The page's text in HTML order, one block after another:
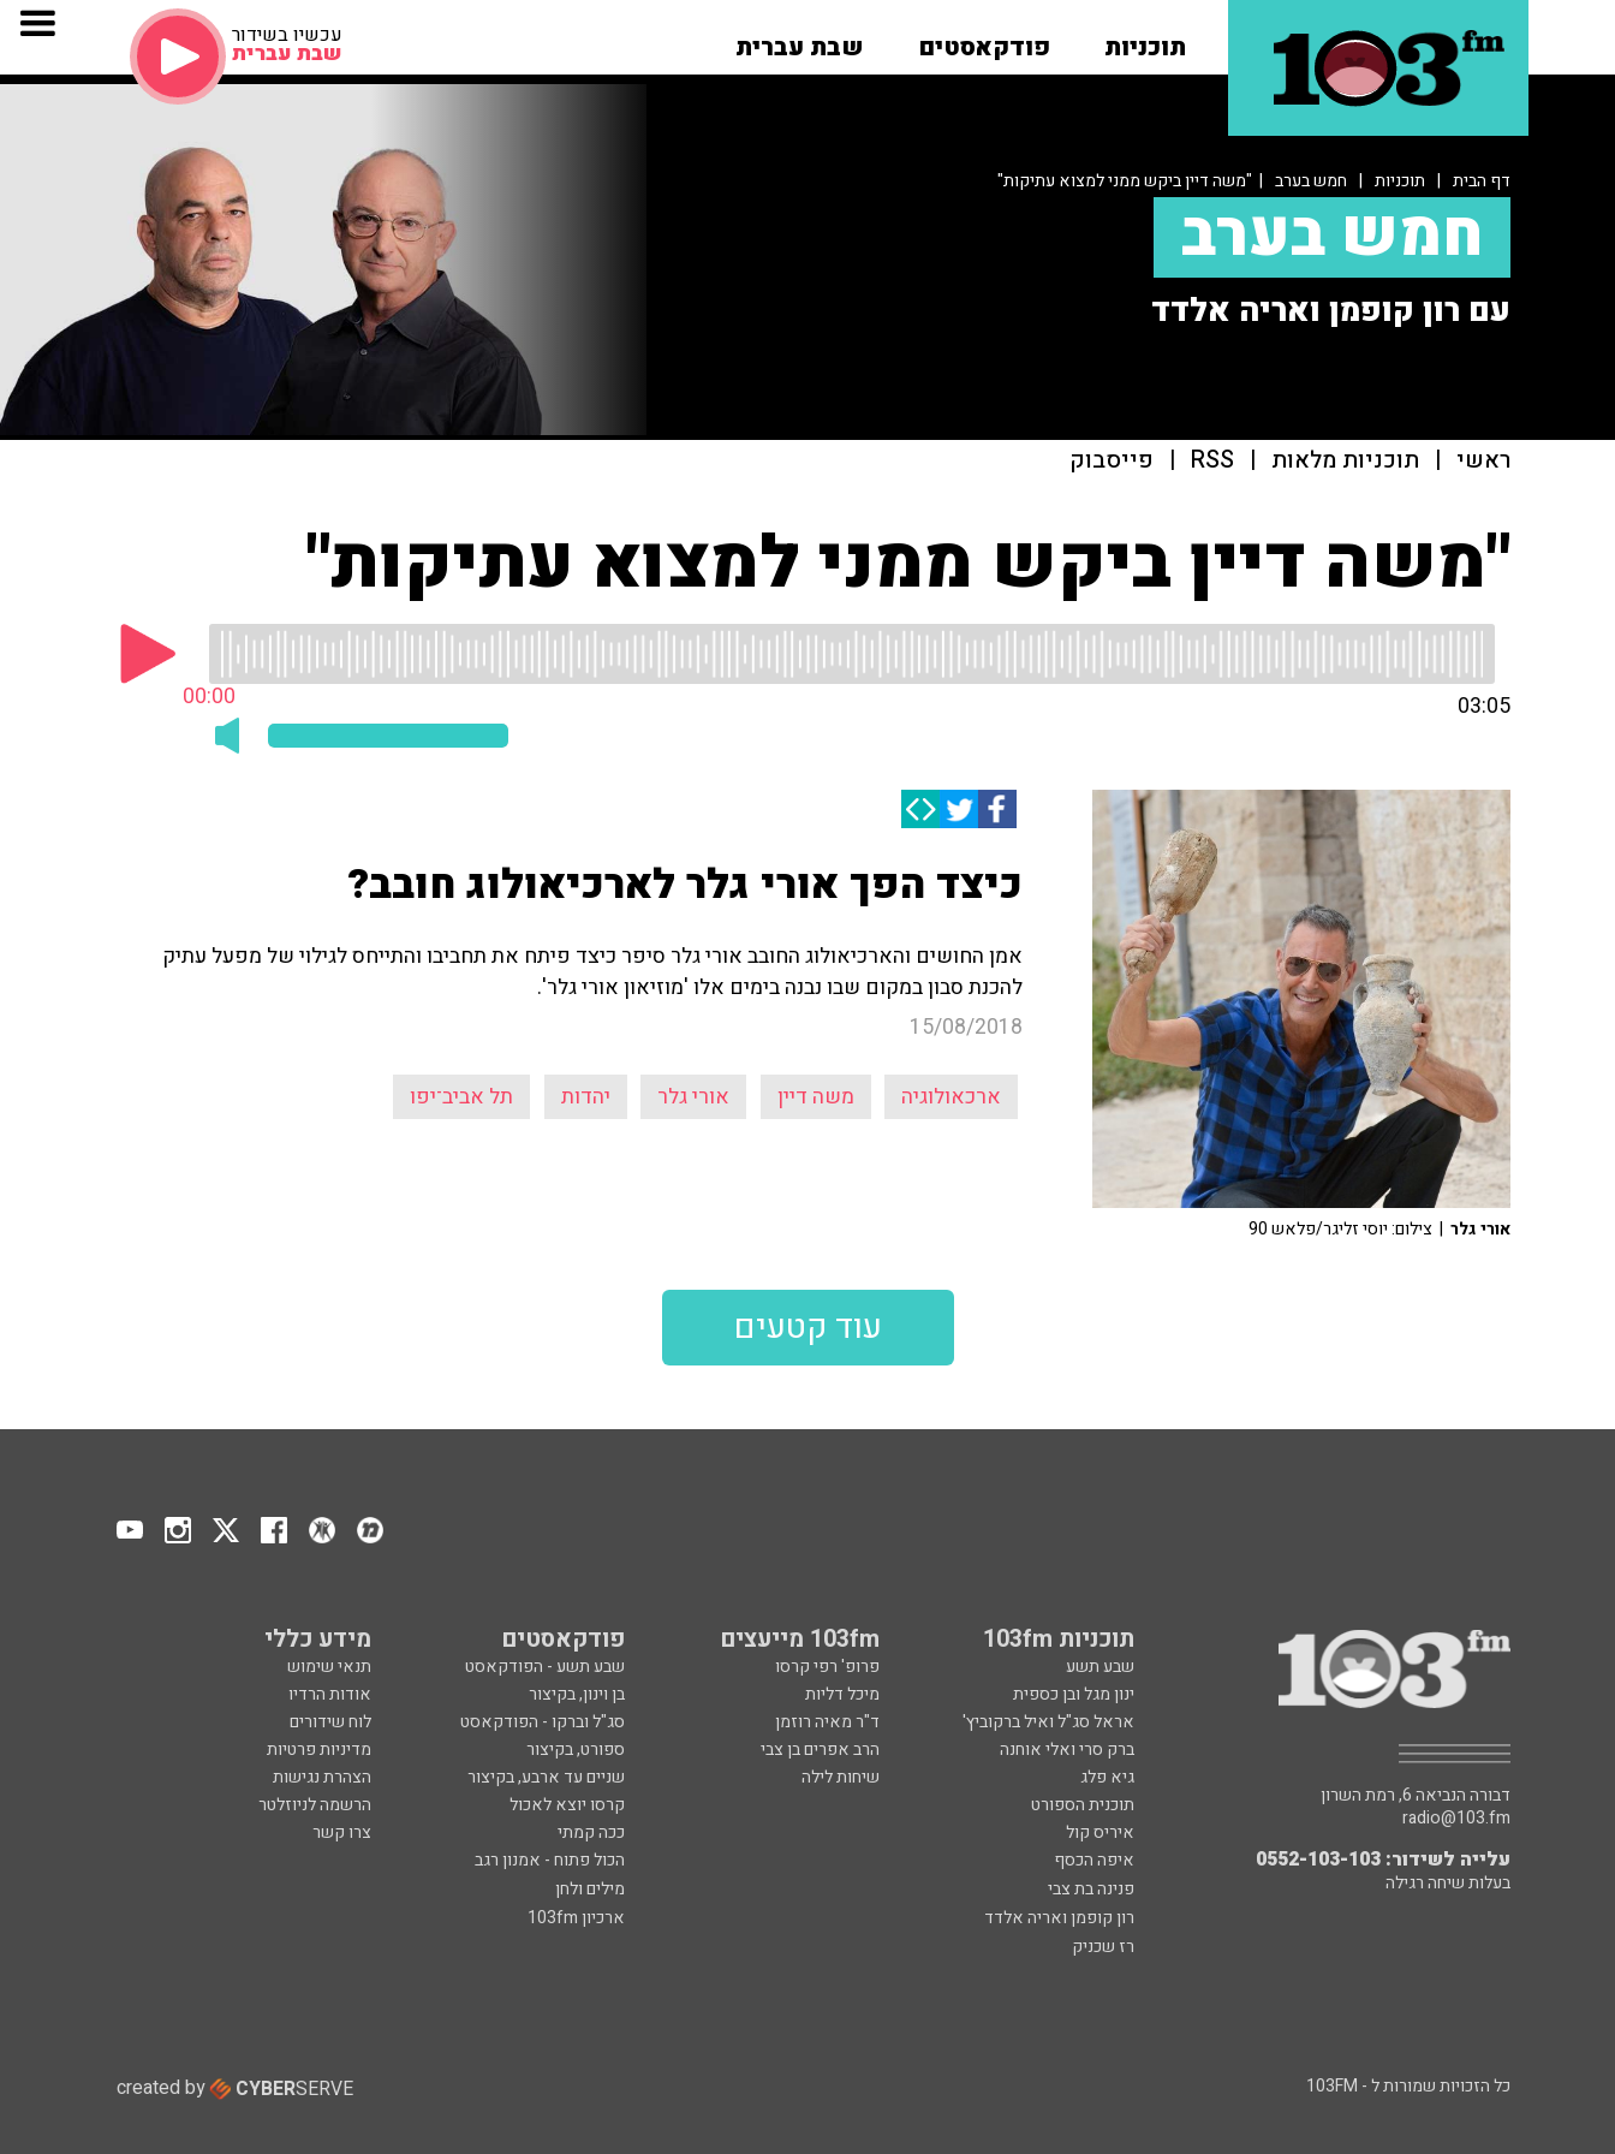
תוכניות פודקאסטים שבת עברית עכשיו בשידור
שבת עברית
דף הבית | תוכניות | חמש בערב | "משה דיין ביקש ממני למצוא עתיקות"
חמש בערב
עם רון קופמן ואריה אלדד
ראשי | תוכניות מלאות |
RSS
| פייסבוק
"משה דיין ביקש ממני למצוא עתיקות"
00:00 03:05
כיצד הפך אורי גלר לארכיאולוג חובב?
אמן החושים והארכיאולוג החובב אורי גלר סיפר כיצד פיתח את תחביבו והתייחס לגילוי של מפעל עתיק
להכנת סבון במקום שבו נבנה בימים אלו 'מוזיאון אורי גלר'.
15/08/2018
ארכאולוגיה משה דיין אורי גלר יהדות תל אביב־יפו
אורי גלר | צילום: יוסי זליגר/פלאש 90
עוד קטעים
תוכניות 103fm 103fm מייעצים פודקאסטים מידע כללי
שבע תשע פרופ' רפי קרסו שבע תשע - הפודקאסט
תנאי שימוש
ינון מגל ובן כספית
מיכל דליות בן וינון, בקיצור
אודות הרדיו
אראל סג"ל ואיל ברקוביץ'
ד"ר מאיה רוזמן סג"ל וברקו - הפודקאסט
לוח שידורים
ברק סרי ואלי אוחנה
הרב אפרים בן צבי ספורט, בקיצור
מדיניות פרטיות
גיא פלג
שיחות לילה שניים עד ארבע, בקיצור
הצהרת נגישות
תוכנית הספורט
קרסו יוצא לאכול
הרשמה לניוזלטר
איריס קול
ככה קמתי
צרו קשר
איפה הכסף
הכול פתוח - אמנון רגב
פנינה בת צבי
מילים ולחן
רון קופמן ואריה אלדד
ארכיון 103fm
רז שכניק
דבורה הנביאה 6, רמת השרון
radio@103.fm
עלייה לשידור: 0552-103-103
בעלות שיחה רגילה
כל הזכויות שמורות ל - 103FM created by CYBERSERVE